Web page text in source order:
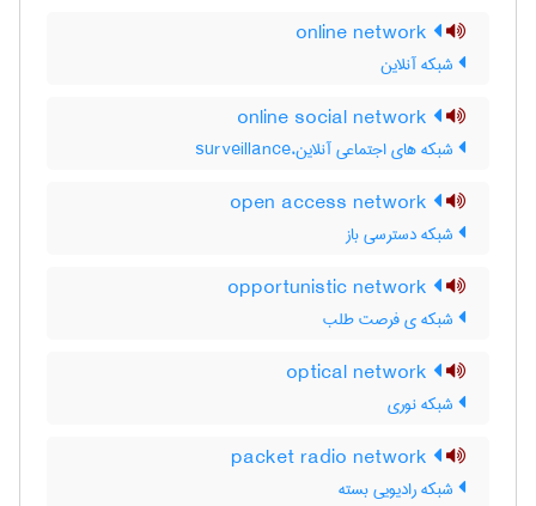
شبکه آنلاین
شبکه های اجتماعی آنلاین،surveillance
شبکه دسترسی باز
شبکه ی فرصت طلب
شبکه نوری
شبکه رادیویی بسته